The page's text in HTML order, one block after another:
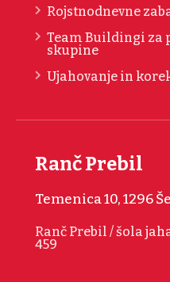
Rojstnodnevne
Team Buildingi za
skupine
Ujahovanje in
Ranč Prebil
Temenica 10, 1296
Ranč Prebil / šola
459